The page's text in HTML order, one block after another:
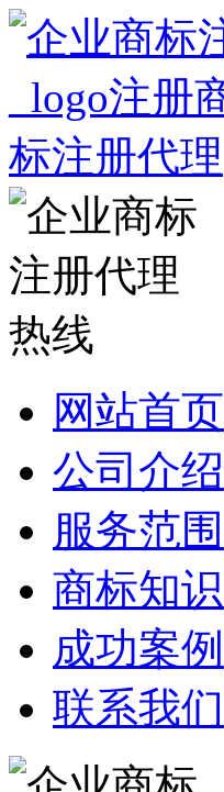
网站首页
公司介绍
服务范围
商标知识
成功案例
联系我们